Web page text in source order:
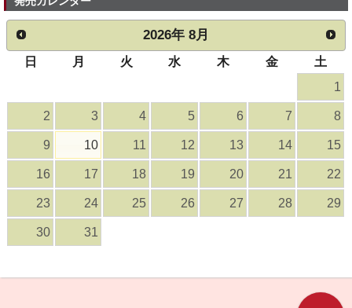
2026年 8月
日 月 火 水 木 金
土
1
2 3 4 5 6 7 8
9 10 11 12 13 14 15
16 17 18 19 20 21 22
23 24 25 26 27 28 29
30 31